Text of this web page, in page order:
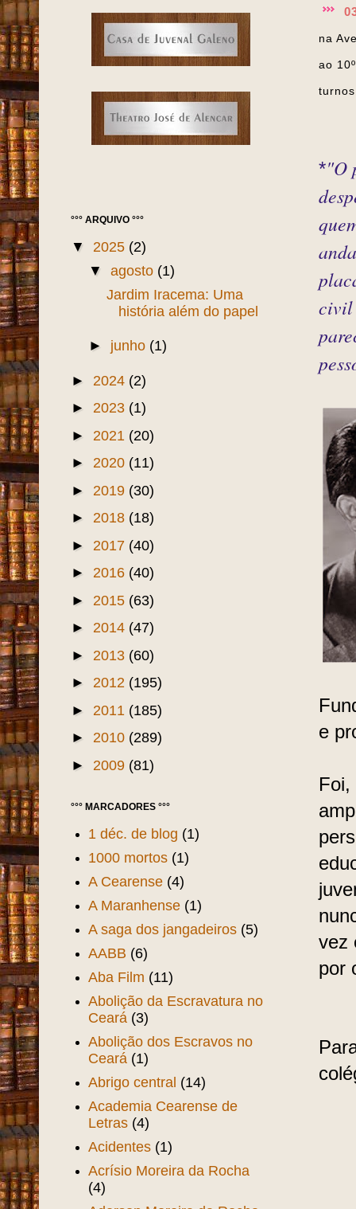
na
ao
*"O
civil
e
vez
por
°°° ARQUIVO °°°
▼ 2025 (2)
▼ agosto (1)
Jardim Iracema: Uma
história além do papel
► junho (1)
► 2024 (2)
► 2023 (1)
► 2021 (20)
► 2020 (11)
► 2019 (30)
► 2018 (18)
► 2017 (40)
► 2016 (40)
► 2015 (63)
► 2014 (47)
► 2013 (60)
► 2012 (195)
► 2011 (185)
► 2010 (289)
► 2009 (81)
°°° MARCADORES °°°
1 déc. de blog (1)
1000 mortos (1)
A Cearense (4)
A Maranhense (1)
A saga dos jangadeiros (5)
AABB (6)
Aba Film (11)
Abolição da Escravatura no
Ceará (3)
Abolição dos Escravos no
Ceará (1)
Abrigo central (14)
Academia Cearense de
Letras (4)
Acidentes (1)
Acrísio Moreira da Rocha
(4)